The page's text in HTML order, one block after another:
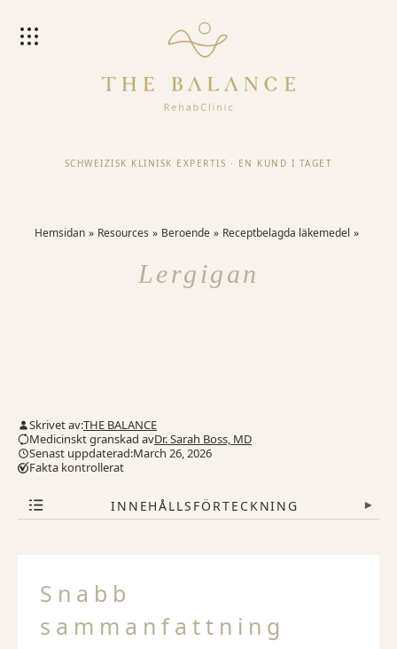
SCHWEIZISK KLINISK EXPERTIS · EN KUND I TAGET
Hemsidan Resources Beroende Receptbelagda läkemedel
Lergigan
Skrivet av:THE BALANCE
Medicinskt granskad avDr. Sarah Boss, MD
Senast uppdaterad:March 26, 2026
Fakta kontrollerat
INNEHÅLLSFÖRTECKNING ▾
Snabb
sammanfattning